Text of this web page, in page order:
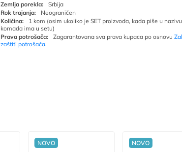
Zemlja porekla:
Srbija
Rok trajanja:
Neograničen
Količina:
1 kom (osim ukoliko je SET proizvoda, kada piše u
komada ima u setu)
Prava potrošača:
Zagarantovana sva prava kupaca po osnovu
zaštiti potrošača.
NOVO NOVO